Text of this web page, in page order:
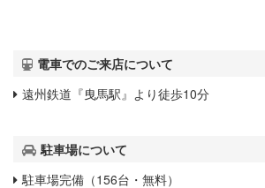
電車でのご来店について
遠州鉄道『曳馬駅』より徒歩10分
駐車場について
駐車場完備（156台・無料）